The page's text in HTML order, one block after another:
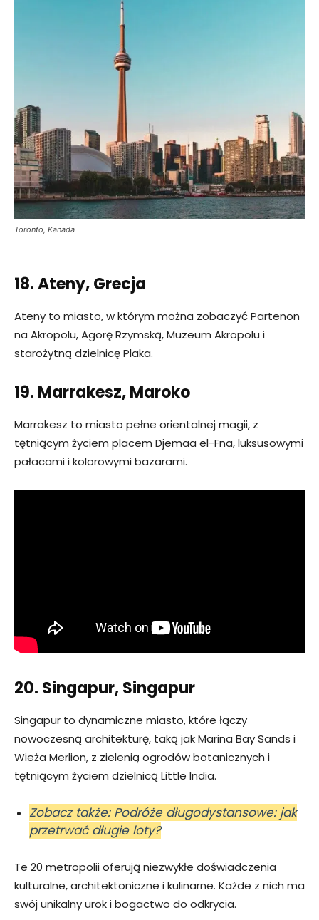
Toronto, Kanada
18. Ateny, Grecja
Ateny to miasto, w którym można zobaczyć Partenon
na Akropolu, Agorę Rzymską, Muzeum Akropolu i
starożytną dzielnicę Plaka.
19. Marrakesz, Maroko
Marrakesz to miasto pełne orientalnej magii, z
tętniącym życiem placem Djemaa el-Fna, luksusowymi
pałacami i kolorowymi bazarami.
20. Singapur, Singapur
Singapur to dynamiczne miasto, które łączy
nowoczesną architekturę, taką jak Marina Bay Sands i
Wieża Merlion, z zielenią ogrodów botanicznych i
tętniącym życiem dzielnicą Little India.
Zobacz także: Podróże długodystansowe: jak
przetrwać długie loty?
Te 20 metropolii oferują niezwykłe doświadczenia
kulturalne, architektoniczne i kulinarne. Każde z nich ma
swój unikalny urok i bogactwo do odkrycia.